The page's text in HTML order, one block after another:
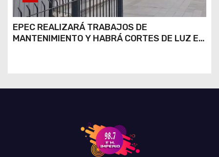
EPEC REALIZARÁ TRABAJOS DE
MANTENIMIENTO Y HABRÁ CORTES DE LUZ EN